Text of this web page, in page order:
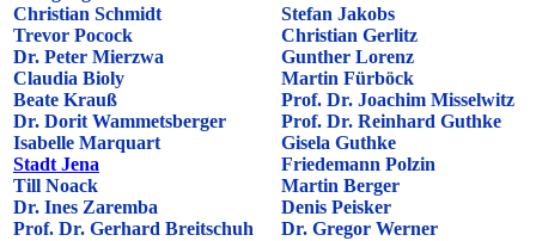
Christian Schmidt
Trevor Pocock
Dr. Peter Mierzwa
Claudia Bioly
Beate Krauß
Dr. Dorit Wammetsberger
Isabelle Marquart
Stadt Jena
Till Noack
Dr. Ines Zaremba
Prof. Dr. Gerhard Breitschuh
Stefan Jakobs
Christian Gerlitz
Gunther Lorenz
Martin Fürböck
Prof. Dr. Joachim Misselwitz
Prof. Dr. Reinhard Guthke
Gisela Guthke
Friedemann Polzin
Martin Berger
Denis Peisker
Dr. Gregor Werner